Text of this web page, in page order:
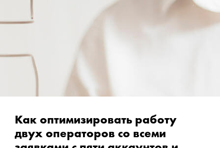
Как оптимизировать работу
двух операторов со всеми